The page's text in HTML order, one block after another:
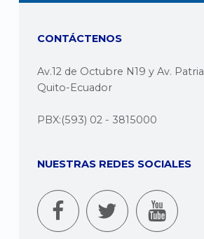
CONTÁCTENOS
Av.12 de Octubre N19 y Av. Patria
Quito-Ecuador
PBX:(593) 02 - 3815000
NUESTRAS REDES SOCIALES